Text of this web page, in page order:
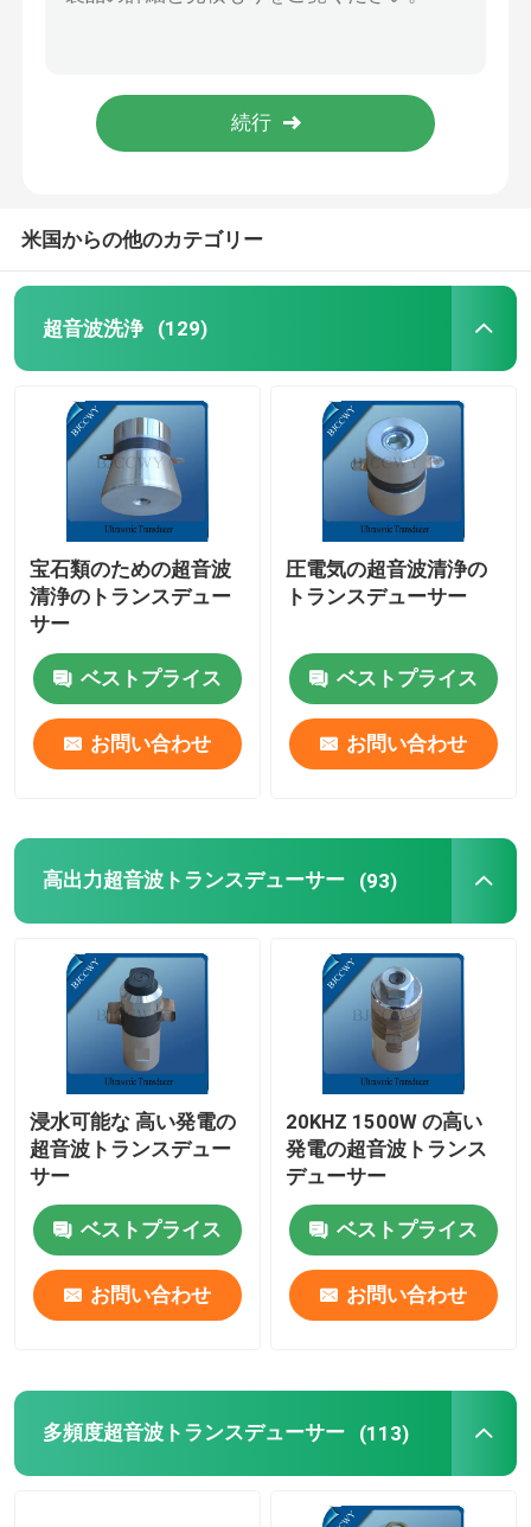
水に浸け超音波トランスデューサ
超音波周波数発生器
超音波細胞の Disruptor
超音波リアクター
ピエゾ 陶磁器の版
圧電気の陶磁器ディスク
ピエゾ 陶磁器の要素
超音波美のトランスデューサー
超音波インピーダンス
超音波粉砕のトランスデューサー
超音波管状のトランスデューサー
米国からの他のカテゴリー
超音波洗浄 (129)
宝石類のための超音波
清浄のトランスデュー
サー
ベストプライス
お問い合わせ
圧電気の超音波清浄の
トランスデューサー
ベストプライス
お問い合わせ
高出力超音波トランスデューサー (93)
浸水可能な 高い発電の
超音波トランスデュー
サー
ベストプライス
お問い合わせ
20KHZ 1500W の高い
発電の超音波トランス
デューサー
ベストプライス
お問い合わせ
多頻度超音波トランスデューサー (113)